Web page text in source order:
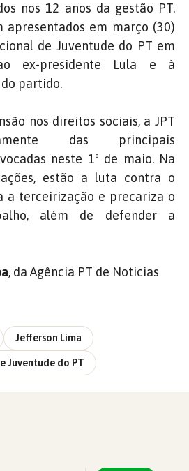
nos 12 anos da gestão PT.
apresentados em março (30)
de Juventude do PT em
ex-presidente Lula e à
partido.
nos direitos sociais, a JPT
das principais
neste 1º de maio. Na
estão a luta contra o
a terceirização e precariza o
além de defender a
, da Agência PT de Noticias
Jefferson Lima
Juventude do PT